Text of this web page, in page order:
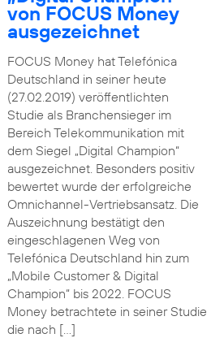
von FOCUS Money
ausgezeichnet
FOCUS Money hat Telefónica
Deutschland in seiner heute
(27.02.2019) veröffentlichten
Studie als Branchensieger im
Bereich Telekommunikation mit
dem Siegel „Digital Champion“
ausgezeichnet. Besonders positiv
bewertet wurde der erfolgreiche
Omnichannel-Vertriebsansatz. Die
Auszeichnung bestätigt den
eingeschlagenen Weg von
Telefónica Deutschland hin zum
„Mobile Customer & Digital
Champion“ bis 2022. FOCUS
Money betrachtete in seiner Studie
die nach […]